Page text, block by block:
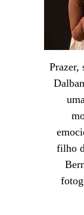
Prazer,
filho